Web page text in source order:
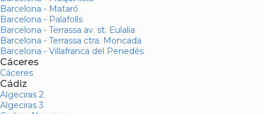
Barcelona - Mataró
Barcelona - Palafolls
Barcelona - Terrassa av. st. Eulalia
Barcelona - Terrassa ctra. Moncada
Barcelona - Villafranca del Penedés
Cáceres
Cáceres
Cádiz
Algeciras 2
Algeciras 3